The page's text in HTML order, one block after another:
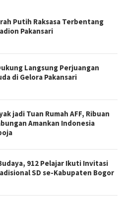
Putih Raksasa Terbentang
Pakansari
Langsung Perjuangan
di Gelora Pakansari
jadi Tuan Rumah AFF, Ribuan
Amankan Indonesia
912 Pelajar Ikuti Invitasi
SD se-Kabupaten Bogor